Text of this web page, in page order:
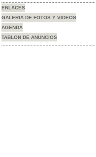
ENLACES
GALERIA DE FOTOS Y VIDEOS
AGENDA
TABLON DE ANUNCIOS